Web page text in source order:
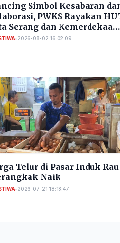
Simbol Kesabaran
PWKS Rayakan
Serang dan Kemerdekaan
•2026-08-02 16:02:09
Telur di Pasar Induk Rau
Naik
•2026-07-21 18:18:47